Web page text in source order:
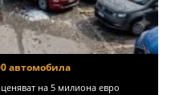
автомобила
на 5 милиона евро